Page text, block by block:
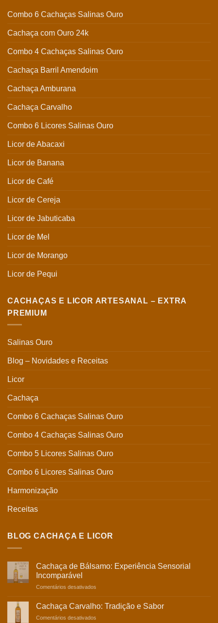
Combo 6 Cachaças Salinas Ouro
Cachaça com Ouro 24k
Combo 4 Cachaças Salinas Ouro
Cachaça Barril Amendoim
Cachaça Amburana
Cachaça Carvalho
Combo 6 Licores Salinas Ouro
Licor de Abacaxi
Licor de Banana
Licor de Café
Licor de Cereja
Licor de Jabuticaba
Licor de Mel
Licor de Morango
Licor de Pequi
CACHAÇAS E LICOR ARTESANAL – EXTRA
PREMIUM
Salinas Ouro
Blog – Novidades e Receitas
Licor
Cachaça
Combo 6 Cachaças Salinas Ouro
Combo 4 Cachaças Salinas Ouro
Combo 5 Licores Salinas Ouro
Combo 6 Licores Salinas Ouro
Harmonização
Receitas
BLOG CACHAÇA E LICOR
Cachaça de Bálsamo: Experiência Sensorial
Incomparável
Comentários desativados
Cachaça Carvalho: Tradição e Sabor
Comentários desativados